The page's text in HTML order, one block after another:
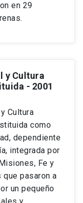
en 29
y Cultura
- 2001
Cultura
como
dependiente
integrada por
Fe y
que pasaron a
un pequeño